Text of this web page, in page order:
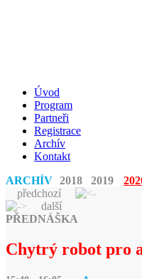
Úvod
Program
Partneři
Registrace
Archív
Kontakt
ARCHÍV 2018 2019
předchozí
další
PŘEDNÁŠKA
Chytrý robot pro